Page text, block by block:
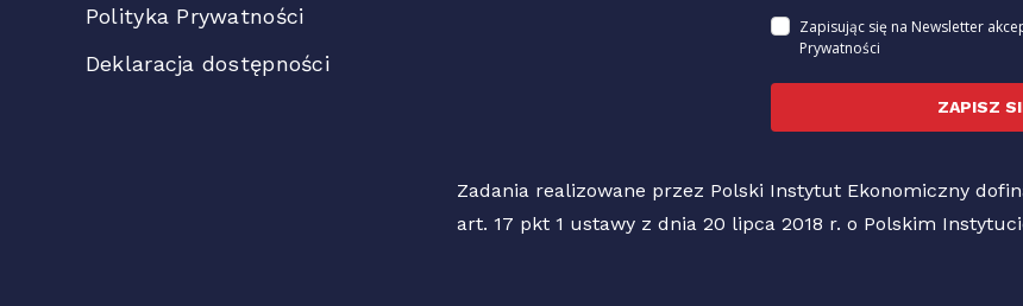
Polityka Prywatności
Deklaracja dostępności
Zapisując się na Newsletter
Prywatności
ZAPISZ
Zadania realizowane przez Polski Instytut Ekonomiczny
art. 17 pkt 1 ustawy z dnia 20 lipca 2018 r. o Polskim